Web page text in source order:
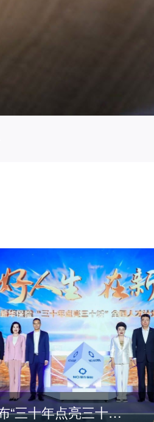
新华保险发布“三十年点亮三十城”全国人才计划